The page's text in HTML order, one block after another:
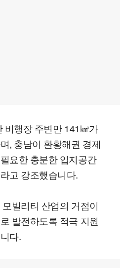
비행장 주변만 141㎢가
, 충남이 환황해권 경제
요한 충분한 입지공간
고 강조했습니다.
빌리티 산업의 거점이
발전하도록 적극 지원
다.